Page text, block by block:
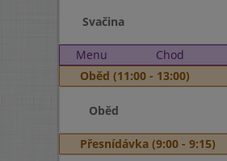
Svačina
Menu Chod
Oběd (11:00 - 13:00)
Oběd
Přesnídávka (9:00 - 9:15)